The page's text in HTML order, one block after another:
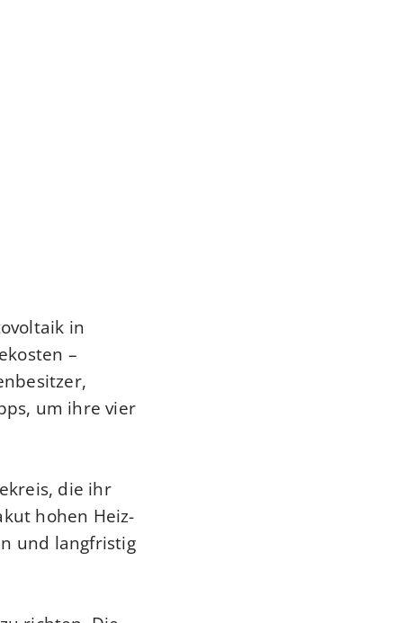
in
–
um ihre vier
die ihr
hohen Heiz-
und langfristig